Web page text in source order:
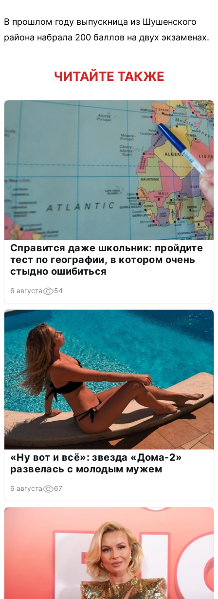
В прошлом году выпускница из Шушенского
района набрала 200 баллов на двух экзаменах.
ЧИТАЙТЕ ТАКЖЕ
Справится даже школьник: пройдите
тест по географии, в котором очень
стыдно ошибиться
6 августа 54
«Ну вот и всё»: звезда «Дома-2»
развелась с молодым мужем
6 августа 67